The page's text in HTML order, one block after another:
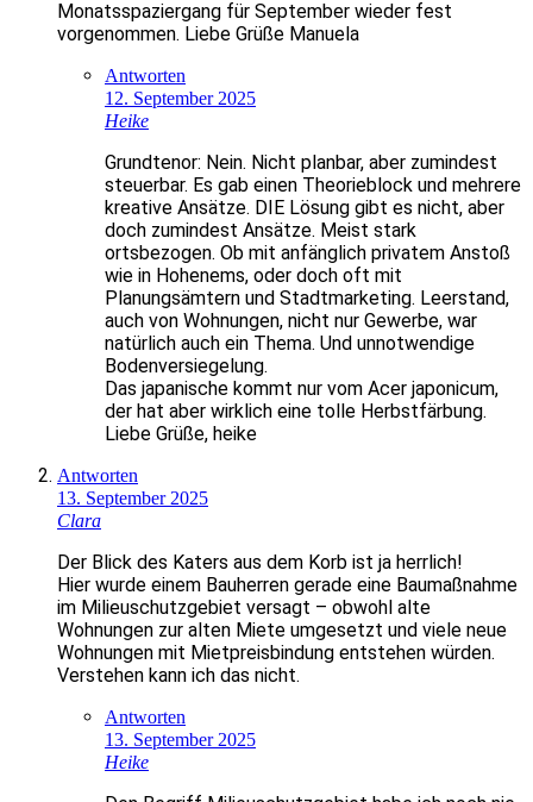
Monatsspaziergang für September wieder fest
vorgenommen. Liebe Grüße Manuela
Antworten
12. September 2025
Heike
Grundtenor: Nein. Nicht planbar, aber zumindest
steuerbar. Es gab einen Theorieblock und mehrere
kreative Ansätze. DIE Lösung gibt es nicht, aber
doch zumindest Ansätze. Meist stark
ortsbezogen. Ob mit anfänglich privatem Anstoß
wie in Hohenems, oder doch oft mit
Planungsämtern und Stadtmarketing. Leerstand,
auch von Wohnungen, nicht nur Gewerbe, war
natürlich auch ein Thema. Und unnotwendige
Bodenversiegelung.
Das japanische kommt nur vom Acer japonicum,
der hat aber wirklich eine tolle Herbstfärbung.
Liebe Grüße, heike
Antworten
13. September 2025
Clara
Der Blick des Katers aus dem Korb ist ja herrlich!
Hier wurde einem Bauherren gerade eine Baumaßnahme
im Milieuschutzgebiet versagt – obwohl alte
Wohnungen zur alten Miete umgesetzt und viele neue
Wohnungen mit Mietpreisbindung entstehen würden.
Verstehen kann ich das nicht.
Antworten
13. September 2025
Heike